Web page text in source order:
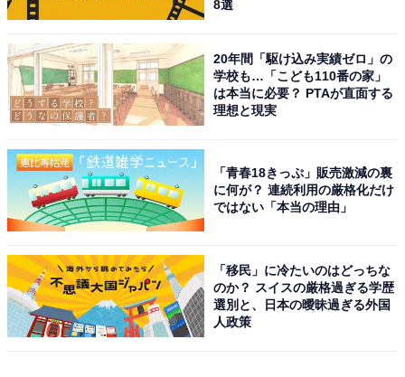
8選
20年間「駆け込み実績ゼロ」の
学校も…「こども110番の家」
は本当に必要？ PTAが直面する
理想と現実
「青春18きっぷ」販売激減の裏
に何が？ 連続利用の厳格化だけ
ではない「本当の理由」
「移民」に冷たいのはどっちな
のか？ スイスの厳格過ぎる学歴
選別と、日本の曖昧過ぎる外国
人政策